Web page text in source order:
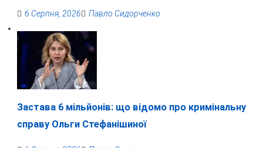
6 Серпня, 2026 Павло Сидорченко
Застава 6 мільйонів: що відомо про кримінальну
справу Ольги Стефанішиної